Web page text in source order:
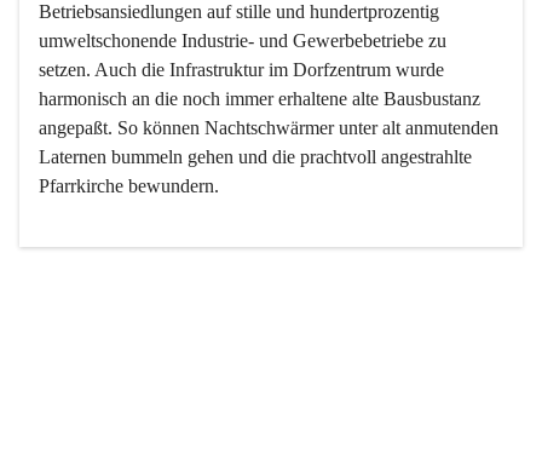
Betriebsansiedlungen auf stille und hundertprozentig
umweltschonende Industrie- und Gewerbebetriebe zu
setzen. Auch die Infrastruktur im Dorfzentrum wurde
harmonisch an die noch immer erhaltene alte Bausbustanz
angepaßt. So können Nachtschwärmer unter alt anmutenden
Laternen bummeln gehen und die prachtvoll angestrahlte
Pfarrkirche bewundern.
Der Weinbau dominert heute nicht mehr, ist aber integrativer